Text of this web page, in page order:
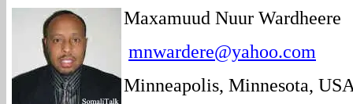
Maxamuud Nuur Wardheere
mnwardere@yahoo.com
Minneapolis, Minnesota,